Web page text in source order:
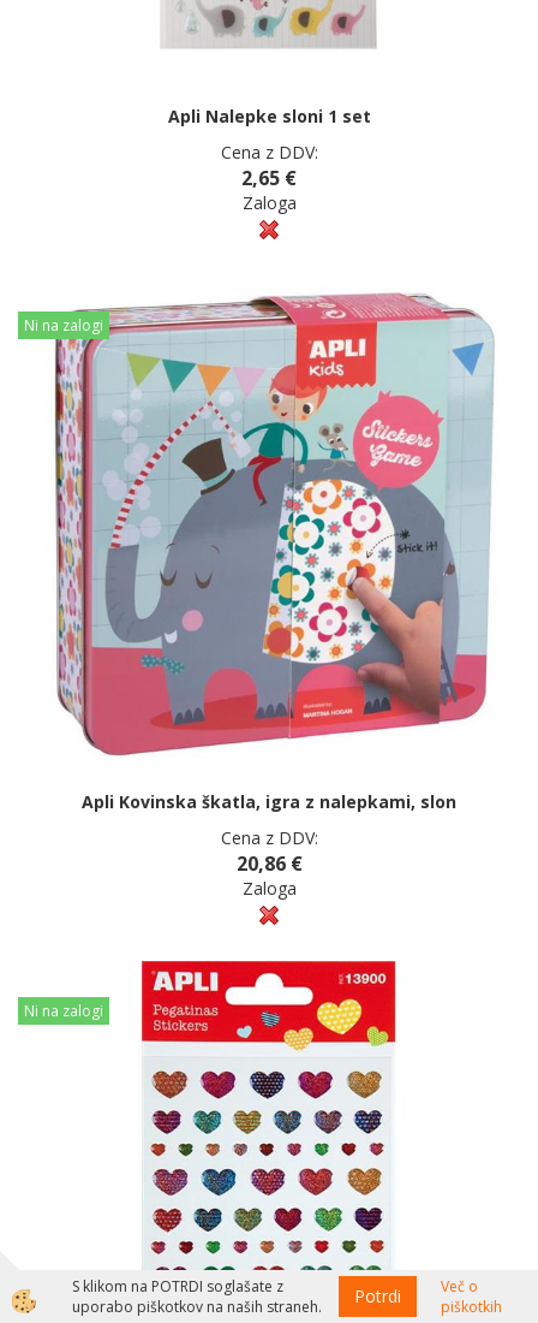
Apli Nalepke sloni 1 set
Cena z DDV:
2,65 €
Zaloga
Ni na zalogi
Apli Kovinska škatla, igra z nalepkami, slon
Cena z DDV:
20,86 €
Zaloga
Ni na zalogi
S klikom na POTRDI soglašate z
uporabo piškotkov na naših straneh.
Potrdi
Več o
piškotkih